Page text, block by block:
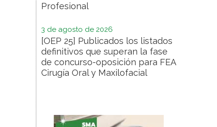
Profesional
3 de agosto de 2026
[OEP 25] Publicados los listados
definitivos que superan la fase
de concurso-oposición para FEA
Cirugía Oral y Maxilofacial